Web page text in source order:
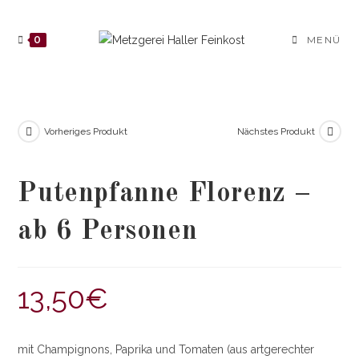
springen
0 MENÜ
Vorheriges Produkt Nächstes Produkt
Putenpfanne Florenz –
ab 6 Personen
13,50€
mit Champignons, Paprika und Tomaten (aus artgerechter